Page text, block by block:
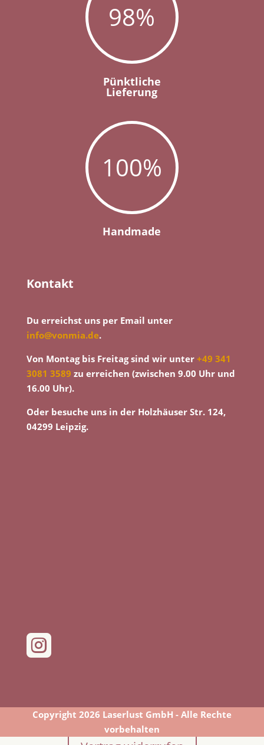
98%
Pünktliche
Lieferung
100%
Handmade
Kontakt
Du erreichst uns per Email unter
info@vonmia.de.
Von Montag bis Freitag sind wir unter +49 341
3081 3589 zu erreichen (zwischen 9.00 Uhr und
16.00 Uhr).
Oder besuche uns in der Holzhäuser Str. 124,
04299 Leipzig.

Copyright 2026 Laserlust GmbH - Alle Rechte
vorbehalten